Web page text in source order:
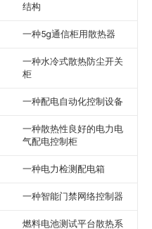
结构
一种5g通信柜用散热器
一种水冷式散热防尘开关
柜
一种配电自动化控制设备
一种散热性良好的电力电
气配电控制柜
一种电力检测配电箱
一种智能门禁网络控制器
燃料电池测试平台散热系